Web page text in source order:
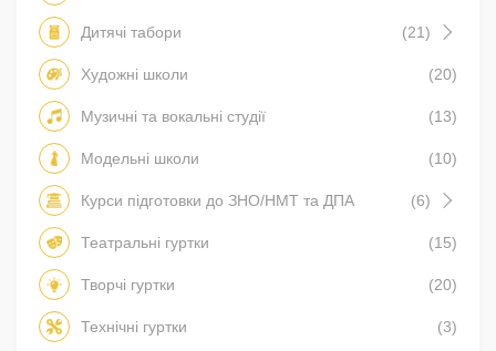
Дитячі табори (21)
Художні школи (20)
Музичні та вокальні студії (13)
Модельні школи (10)
Курси підготовки до ЗНО/НМТ та ДПА (6)
Театральні гуртки (15)
Творчі гуртки (20)
Технічні гуртки (3)